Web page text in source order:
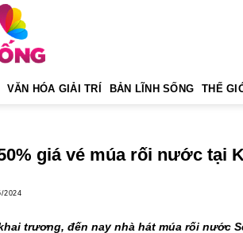
VĂN HÓA GIẢI TRÍ BẢN LĨNH SỐNG THẾ
giá vé múa rối nước tại
2024
trương, đến nay nhà hát múa rối nước